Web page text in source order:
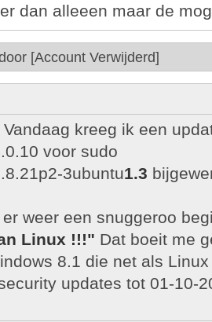
dan alleeen maar de
[Account Verwijderd]
Vandaag kreeg ik een
voor sudo
3ubuntu1.3
weer een snuggeroo
Linux !!!" Dat boeit me
8.1 die net als
updates tot 01-10-